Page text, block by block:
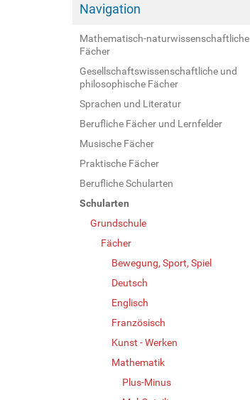
Navigation
Mathematisch-naturwissenschaftliche
Fächer
Gesellschaftswissenschaftliche und
philosophische Fächer
Sprachen und Literatur
Berufliche Fächer und Lernfelder
Musische Fächer
Praktische Fächer
Berufliche Schularten
Schularten
Grundschule
Fächer
Bewegung, Sport, Spiel
Deutsch
Englisch
Französisch
Kunst - Werken
Mathematik
Plus-Minus